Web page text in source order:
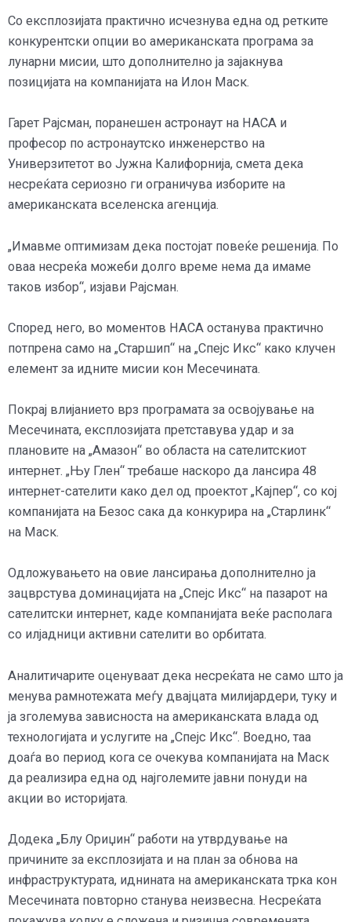
Со експлозијата практично исчезнува една од ретките
конкурентски опции во американската програма за
лунарни мисии, што дополнително ја зајакнува
позицијата на компанијата на Илон Маск.
Гарет Рајсман, поранешен астронаут на НАСА и
професор по астронаутско инженерство на
Универзитетот во Јужна Калифорнија, смета дека
несреќата сериозно ги ограничува изборите на
американската вселенска агенција.
„Имавме оптимизам дека постојат повеќе решенија. По
оваа несреќа можеби долго време нема да имаме
таков избор“, изјави Рајсман.
Според него, во моментов НАСА останува практично
потпрена само на „Старшип“ на „Спејс Икс“ како клучен
елемент за идните мисии кон Месечината.
Покрај влијанието врз програмата за освојување на
Месечината, експлозијата претставува удар и за
плановите на „Амазон“ во областа на сателитскиот
интернет. „Њу Глен“ требаше наскоро да лансира 48
интернет-сателити како дел од проектот „Кајпер“, со кој
компанијата на Безос сака да конкурира на „Старлинк“
на Маск.
Одложувањето на овие лансирања дополнително ја
зацврстува доминацијата на „Спејс Икс“ на пазарот на
сателитски интернет, каде компанијата веќе располага
со илјадници активни сателити во орбитата.
Аналитичарите оценуваат дека несреќата не само што ја
менува рамнотежата меѓу двајцата милијардери, туку и
ја зголемува зависноста на американската влада од
технологијата и услугите на „Спејс Икс“. Воедно, таа
доаѓа во период кога се очекува компанијата на Маск
да реализира една од најголемите јавни понуди на
акции во историјата.
Додека „Блу Ориџин“ работи на утврдување на
причините за експлозијата и на план за обнова на
инфраструктурата, иднината на американската трка кон
Месечината повторно станува неизвесна. Несреќата